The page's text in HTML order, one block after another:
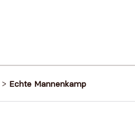
> Echte Mannenkamp